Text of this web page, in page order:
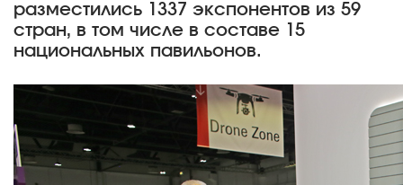
разместились 1337 экспонентов из 59
стран, в том числе в составе 15
национальных павильонов.